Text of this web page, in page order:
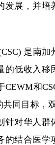
发展，并培
是南
的低收入移
CEWM和
同目标，
针对华人群
的结合医学